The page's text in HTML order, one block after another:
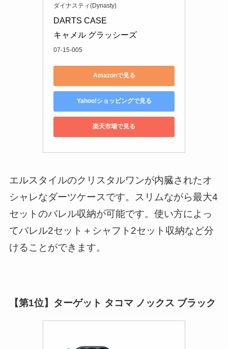
ダイナスティ(Dynasty)
DARTS CASE
キャメル グラッシーズ
07-15-005
Amazonで見る
Yahoo!ショッピングで見る
楽天市場で見る
エルスタイルのクリスタルワンが内臓されたオ
シャレなダーツケースです。スリムながら最大4
セットのバレル収納が可能です。使い方によっ
てバレル2セット＋シャフト2セット収納など分
けることができます。
【第1位】ターゲット タコマ ノックス ブラック